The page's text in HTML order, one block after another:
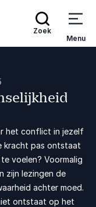
Zoek
Menu
het conflict in jezelf
kracht pas ontstaat
voelen? Voormalig
zijn lezingen de
achter moed.
ontstaat op het